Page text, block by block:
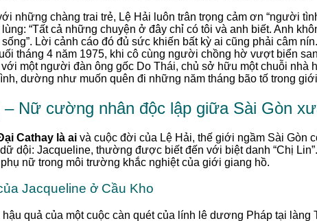
những chàng trai trẻ, Lệ Hải luôn trân trọng cảm ơn “người
“Tất cả những chuyện ở đây chỉ có tôi và anh biết. Anh
Lời cảnh cáo đó đủ sức khiến bất kỳ ai cũng phải câm
tháng 4 năm 1975, khi cô cùng người chồng hờ vượt biển
một người đàn ông gốc Do Thái, chủ sở hữu một chuỗi nhà
dường như muốn quên đi những năm tháng bão tố trong
– Nữ cường nhân độc lập giữa Sài Gòn
Cathay là ai và cuộc đời của Lệ Hải, thế giới ngầm Sài Gòn
dội: Jacqueline, thường được biết đến với biệt danh “Chị
nữ trong môi trường khắc nghiệt của giới giang hồ.
Jacqueline ở Cầu Kho
quả của một cuộc càn quét của lính lê dương Pháp tại